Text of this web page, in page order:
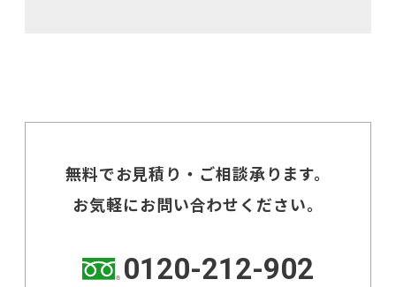
無料でお見積り・ご相談承ります。
お気軽にお問い合わせください。
0120-212-902